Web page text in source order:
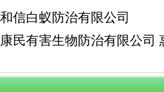
信白蚁防治有限公司
民有害生物防治有限公司